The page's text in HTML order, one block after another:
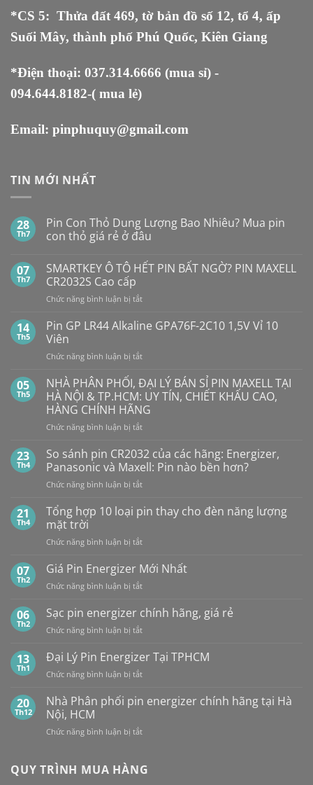
*CS 5: Thửa đất 469, tờ bản đồ số 12, tổ 4, ấp
Suối Mây, thành phố Phú Quốc, Kiên Giang
*Điện thoại: 037.314.6666 (mua sỉ) -
094.644.8182-( mua lẻ)
Email: pinphuquy@gmail.com
TIN MỚI NHẤT
28
Th7
Pin Con Thỏ Dung Lượng Bao Nhiêu? Mua pin
con thỏ giá rẻ ở đâu
bình
luận
ở
Pin
Con
Dung
Lượng
Bao
Nhiêu?
Mua
con
thỏ
giá
rẻ
ở
đâu
07
Th7
SMARTKEY Ô TÔ HẾT PIN BẤT NGỜ? PIN MAXELL
CR2032S Cao cấp
Chức năng bình luận bị tắtở
Ô
PIN
NGỜ?
PIN
MAXELL
CR2032S Cao
cấp
14
Th5
Pin GP LR44 Alkaline GPA76F-2C10 1,5V Vỉ 10
Viên
Chức năng bình luận bị tắtở
GP
LR44
Alkaline
GPA76F-
2C10
Vỉ
10
Viên
05
Th5
NHÀ PHÂN PHỐI, ĐẠI LÝ BÁN SỈ PIN MAXELL TẠI
HÀ NỘI & TP.HCM: UY TÍN, CHIẾT KHẤU CAO,
HÀNG CHÍNH HÃNG
Chức năng bình luận bị tắtở
PHÂN
PHỐI,
ĐẠI
LÝ
SỈ
TẠI
NỘI
TÍN,
CHIẾT
CAO,
HÀNG
CHÍNH
23
Th4
So sánh pin CR2032 của các hãng: Energizer,
Panasonic và Maxell: Pin nào bền hơn?
Chức năng bình luận bị tắtở
sánh
của
hãng:
Panasonic
Maxell:
Pin
bền
hơn?
21
Th4
Tổng hợp 10 loại pin thay cho đèn năng lượng
mặt trời
Chức năng bình luận bị tắtở
hợp
loại
thay
đèn
lượng
mặt
07
Th2
Giá Pin Energizer Mới Nhất
Chức năng bình luận bị tắtở
Pin
Mới
06
Th2
Sạc pin energizer chính hãng, giá rẻ
Chức năng bình luận bị tắtở
pin
energizer
chính
giá
13
Th1
Đại Lý Pin Energizer Tại TPHCM
Chức năng bình luận bị tắtở
Lý
Tại
20
Th12
Nhà Phân phối pin energizer chính hãng tại Hà
Nội, HCM
Chức năng bình luận bị tắtở
phối
QUY TRÌNH MUA HÀNG